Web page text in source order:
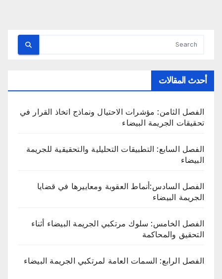
أحدث المقالات
الفصل الثامن: مؤشرات الاحتيال ونماذج اتخاذ القرار في
تحقيقات الجريمة البيضاء
الفصل السابع: التطبيقات التحليلية والتحقيقية للجريمة
البيضاء
الفصل السادس:أنماط العقوبة ومعاييرها في قضايا
الجريمة البيضاء
الفصل الخامس: سلوك مرتكبي الجريمة البيضاء أثناء
التحقيق والمحاكمة
الفصل الرابع: السمات العامة لمرتكبي الجريمة البيضاء